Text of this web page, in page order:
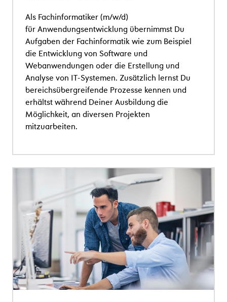
Als Fachinformatiker (m/w/d)
für Anwendungsentwicklung übernimmst Du
Aufgaben der Fachinformatik wie zum Beispiel
die Entwicklung von Software und
Webanwendungen oder die Erstellung und
Analyse von IT-Systemen. Zusätzlich lernst Du
bereichsübergreifende Prozesse kennen und
erhältst während Deiner Ausbildung die
Möglichkeit, an diversen Projekten
mitzuarbeiten.